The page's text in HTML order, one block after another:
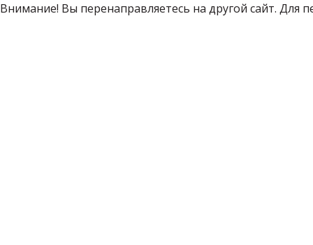
Внимание! Вы перенаправляетесь на другой сайт. Для